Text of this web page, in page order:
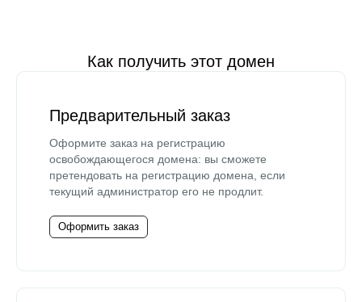
Как получить этот домен
Предварительный заказ
Оформите заказ на регистрацию
освобождающегося домена: вы сможете
претендовать на регистрацию домена, если
текущий администратор его не продлит.
Оформить заказ